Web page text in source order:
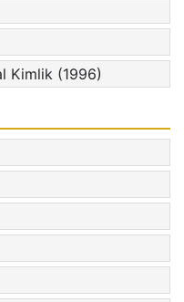
Kimlik (1996)